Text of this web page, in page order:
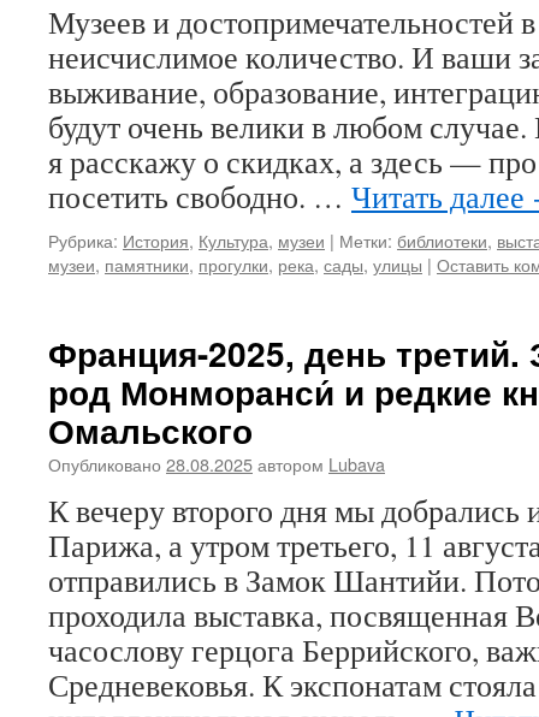
Музеев и достопримечательностей
неисчислимое количество. И ваши
выживание, образование,
будут очень велики в любом
я расскажу о скидках, а здесь —
посетить свободно. … Читать далее
Рубрика: История, Культура, музеи | Метки: библиотеки,
музеи, памятники, прогулки, река, сады, улицы | Оставить
Франция-2025, день
род Монморанси́ и редкие
Омальского
Опубликовано 28.08.2025автором Lubava
К вечеру второго дня мы добрались
Парижа, а утром третьего, 11
отправились в Замок Шантийи.
проходила выставка, посвященная
часослову герцога Беррийского,
Средневековья. К экспонатам